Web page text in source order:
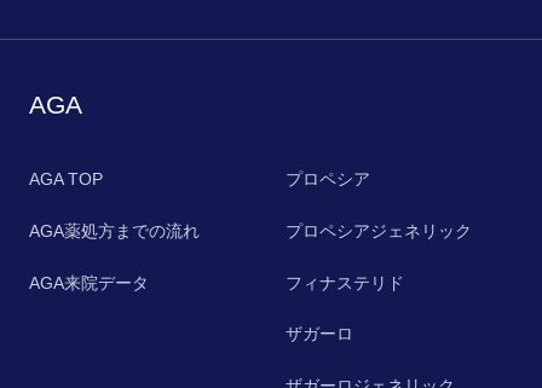
AGA
AGA TOP
AGA薬処方までの流れ
AGA来院データ
プロペシア
プロペシアジェネリック
フィナステリド
ザガーロ